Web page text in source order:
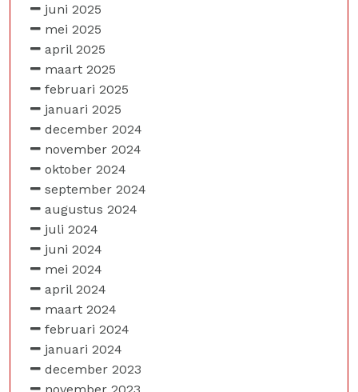
juni 2025
mei 2025
april 2025
maart 2025
februari 2025
januari 2025
december 2024
november 2024
oktober 2024
september 2024
augustus 2024
juli 2024
juni 2024
mei 2024
april 2024
maart 2024
februari 2024
januari 2024
december 2023
november 2023